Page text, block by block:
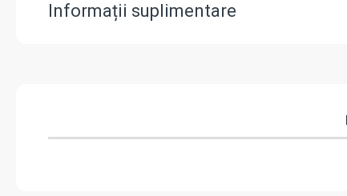
Informații suplimentare